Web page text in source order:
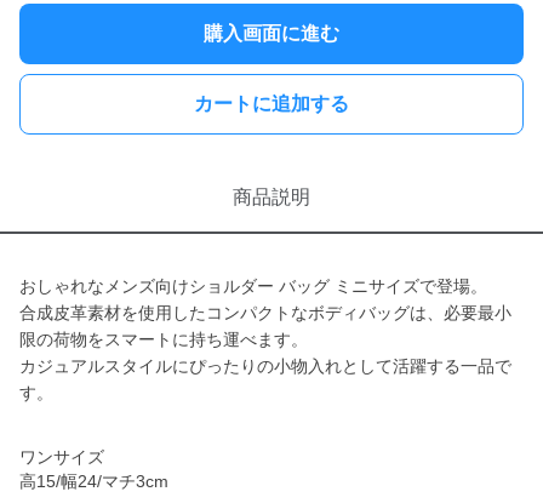
購入画面に進む
カートに追加する
商品説明
おしゃれなメンズ向けショルダー バッグ ミニサイズで登場。
合成皮革素材を使用したコンパクトなボディバッグは、必要最小
限の荷物をスマートに持ち運べます。
カジュアルスタイルにぴったりの小物入れとして活躍する一品で
す。
ワンサイズ
高15/幅24/マチ3cm